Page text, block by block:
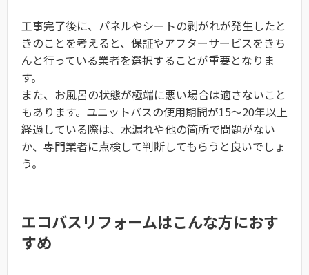
工事完了後に、パネルやシートの剥がれが発生したと
きのことを考えると、保証やアフターサービスをきち
んと行っている業者を選択することが重要となりま
す。
また、お風呂の状態が極端に悪い場合は適さないこと
もあります。ユニットバスの使用期間が15～20年以上
経過している際は、水漏れや他の箇所で問題がない
か、専門業者に点検して判断してもらうと良いでしょ
う。
エコバスリフォームはこんな方におす
すめ